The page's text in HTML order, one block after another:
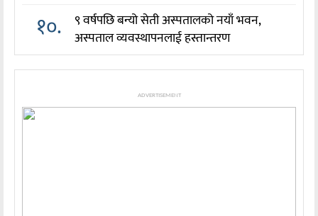
१०.
९ वर्षपछि बन्यो सेती अस्पतालको नयाँ भवन,
अस्पताल व्यवस्थापनलाई हस्तान्तरण
ADVERTISEMENT